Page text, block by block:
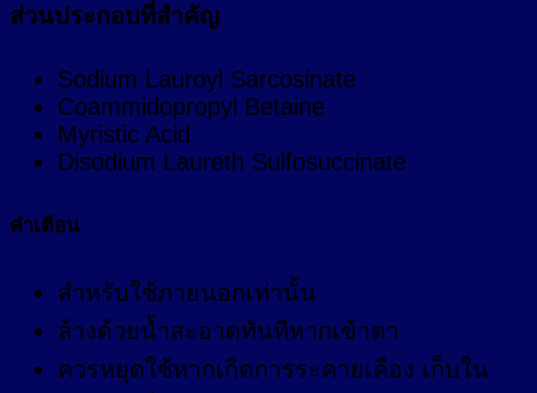
ส่วนประกอบที่สำคัญ
Sodium Lauroyl Sarcosinate
Coammidopropyl Betaine
Myristic Acid
Disodium Laureth Sulfosuccinate
คำเตือน
สำหรับใช้ภายนอกเท่านั้น
ล้างด้วยน้ำสะอาดทันทีหากเข้าตา
ควรหยุดใช้หากเกิดการระคายเคือง เก็บใน